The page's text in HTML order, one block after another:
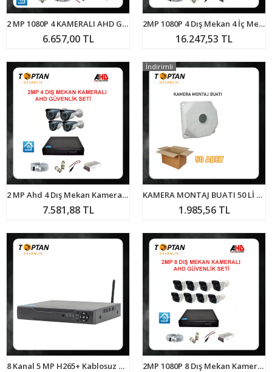
2 MP 1080P 4 KAMERALI AHD GÜVENLİK SETİ HARDDİSK DAHİL Su geçirmez Gece görüşlü ARNA-7324
6.657,00 TL
2MP 1080P 4 Dış Mekan 4 İç Mekan Kameralı Ahd Güvenlik Seti ARNA-7248
16.247,53 TL
2 MP Ahd 4 Dış Mekan Kameralı Güvenlik Seti ARNA-7124
7.581,88 TL
KAMERA MONTAJ BUATI 50 Lİ PAKET ARNA-6250
1.985,56 TL
İndirimli
8 Kanal 5 MP H265+ Kablosuz Wifi Hibrit Dvr Kayıt Cihazı ARNA-4408 2MP 1080P 8 Dış Mekan Kameralı Ahd Güvenlik Seti ARNA-7148